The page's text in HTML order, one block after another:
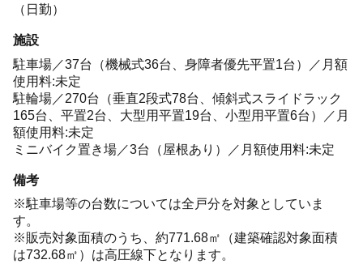
（日勤）
施設
駐車場／37台（機械式36台、身障者優先平置1台）／月額
使用料:未定
駐輪場／270台（垂直2段式78台、傾斜式スライドラック
165台、平置2台、大型用平置19台、小型用平置6台）／月
額使用料:未定
ミニバイク置き場／3台（屋根あり）／月額使用料:未定
備考
※駐車場等の台数については全戸分を対象としていま
す。
※販売対象面積のうち、約771.68㎡（建築確認対象面積
は732.68㎡）は高圧線下となります。